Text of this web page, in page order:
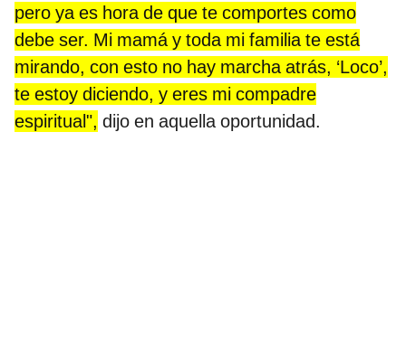
pero ya es hora de que te comportes como
debe ser. Mi mamá y toda mi familia te está
mirando, con esto no hay marcha atrás, ‘Loco’,
te estoy diciendo, y eres mi compadre
espiritual", dijo en aquella oportunidad.